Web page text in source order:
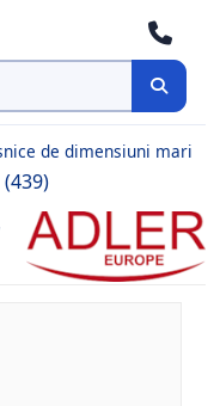
de dimensiuni mari
(439)